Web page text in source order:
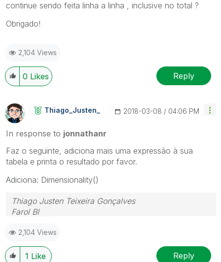
continue sendo feita linha a linha , inclusive no total ?
Obrigado!
2,104 Views
0 Likes Reply
Thiago_Justen_ ‎2018-03-08 04:06 PM
In response to jonnathanr
Faz o seguinte, adiciona mais uma expressão à sua
tabela e printa o resultado por favor.
Adiciona: Dimensionality()
Thiago Justen Teixeira Gonçalves
Farol BI
Skype: justen.thiago
2,104 Views
1 Like Reply